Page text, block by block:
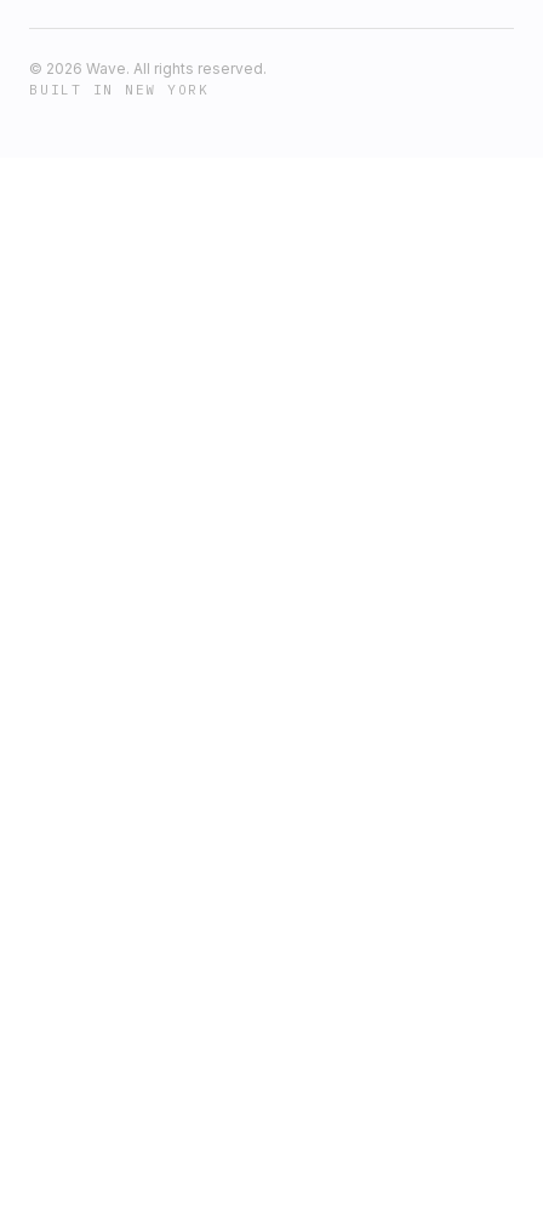
© 2026 Wave. All rights reserved.
BUILT IN NEW YORK